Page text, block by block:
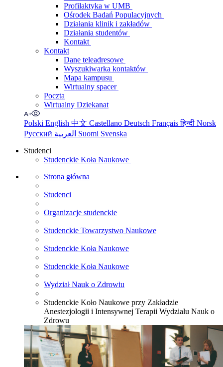
Profilaktyka w UMB
Ośrodek Badań Populacyjnych
Działania klinik i zakładów
Działania studentów
Kontakt
Kontakt
Dane teleadresowe
Wyszukiwarka kontaktów
Mapa kampusu
Wirtualny spacer
Poczta
Wirtualny Dziekanat
Polski English 中文 Castellano Deutsch Françaisहिन्दी Norsk
Русский
Suomi Svenska
Studenci
Studenckie Koła Naukowe
Strona główna
Studenci
Organizacje studenckie
Studenckie Towarzystwo Naukowe
Studenckie Koła Naukowe
Studenckie Koła Naukowe
Wydział Nauk o Zdrowiu
Studenckie Koło Naukowe przy Zakładzie
Anestezjologii i Intensywnej Terapii Wydzialu Nauk o
Zdrowu